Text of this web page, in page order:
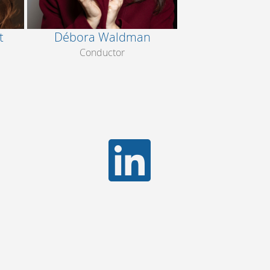
Débora Waldman
Conductor